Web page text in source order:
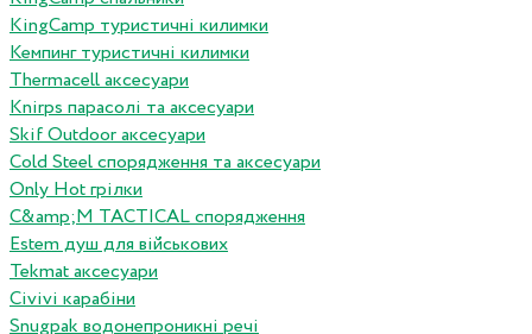
KingCamp туристичні килимки
Кемпинг туристичні килимки
Thermacell аксесуари
Knirps парасолі та аксесуари
Skif Outdoor аксесуари
Cold Steel спорядження та аксесуари
Only Hot грілки
C&amp;M TACTICAL спорядження
Estem душ для військових
Tekmat аксесуари
Сivivi карабіни
Snugpak водонепроникні речі